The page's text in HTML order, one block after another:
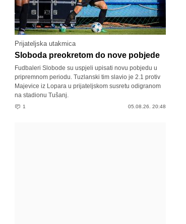
Prijateljska utakmica
Sloboda preokretom do nove pobjede
Fudbaleri Slobode su uspjeli upisati novu pobjedu u
pripremnom periodu. Tuzlanski tim slavio je 2.1 protiv
Majevice iz Lopara u prijateljskom susretu odigranom
na stadionu Tušanj.
1 05.08.26. 20:48